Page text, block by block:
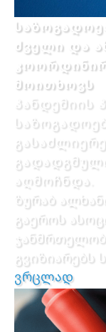
ძველი და
მოითხოვს
აღმოჩნდა.
ზურაბ
გაეროს
გვიზიარებს
ვრცლად